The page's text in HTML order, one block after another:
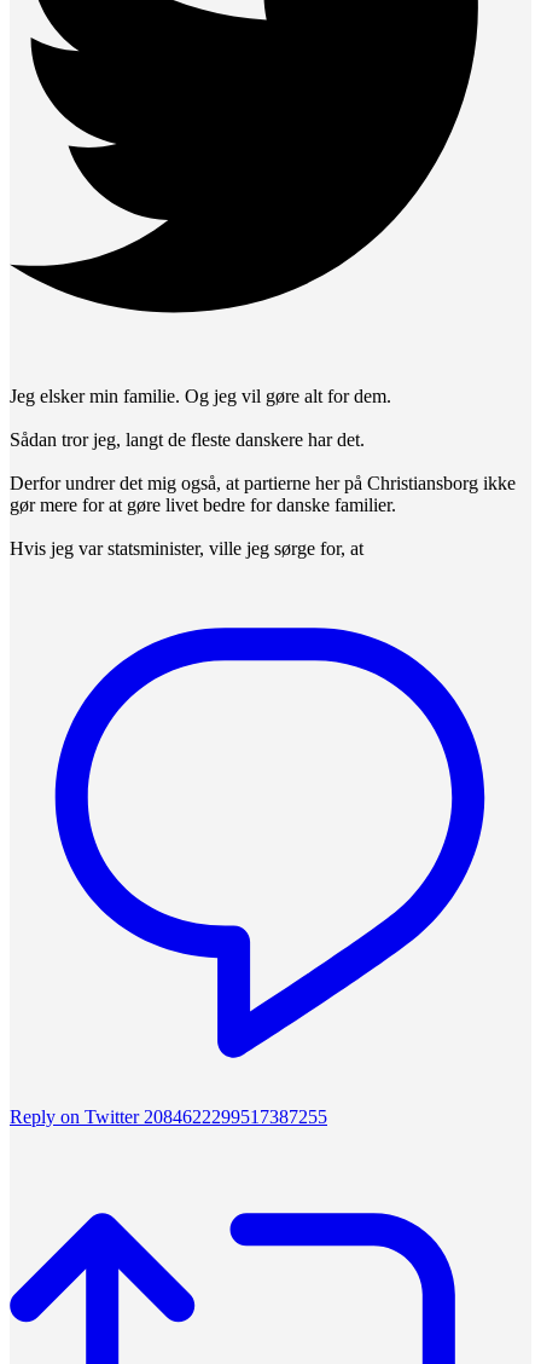
Jeg elsker min familie. Og jeg vil gøre alt for dem.
Sådan tror jeg, langt de fleste danskere har det.
Derfor undrer det mig også, at partierne her på Christiansborg ikke
gør mere for at gøre livet bedre for danske familier.
Hvis jeg var statsminister, ville jeg sørge for, at
Reply on Twitter 2084622299517387255